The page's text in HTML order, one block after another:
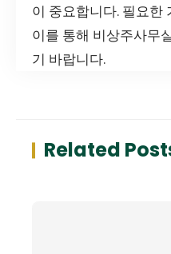
이 중요합니다. 필요한
이를 통해 비상주사무
기 바랍니다.
Related